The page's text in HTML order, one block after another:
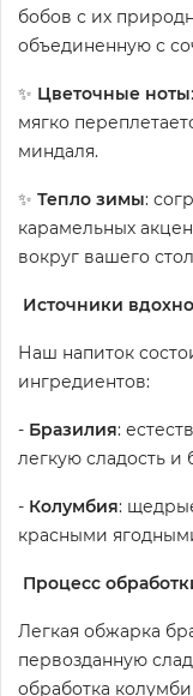
бобов с их
объединенную с
✨ Цветочные ноты
мягко
миндаля.
✨ Тепло зимы:
карамельных
вокруг вашего
Источники
Наш напиток
ингредиентов:
- Бразилия:
легкую сладость и
- Колумбия:
красными
Процесс
Легкая обжарка
первозданную
обработка